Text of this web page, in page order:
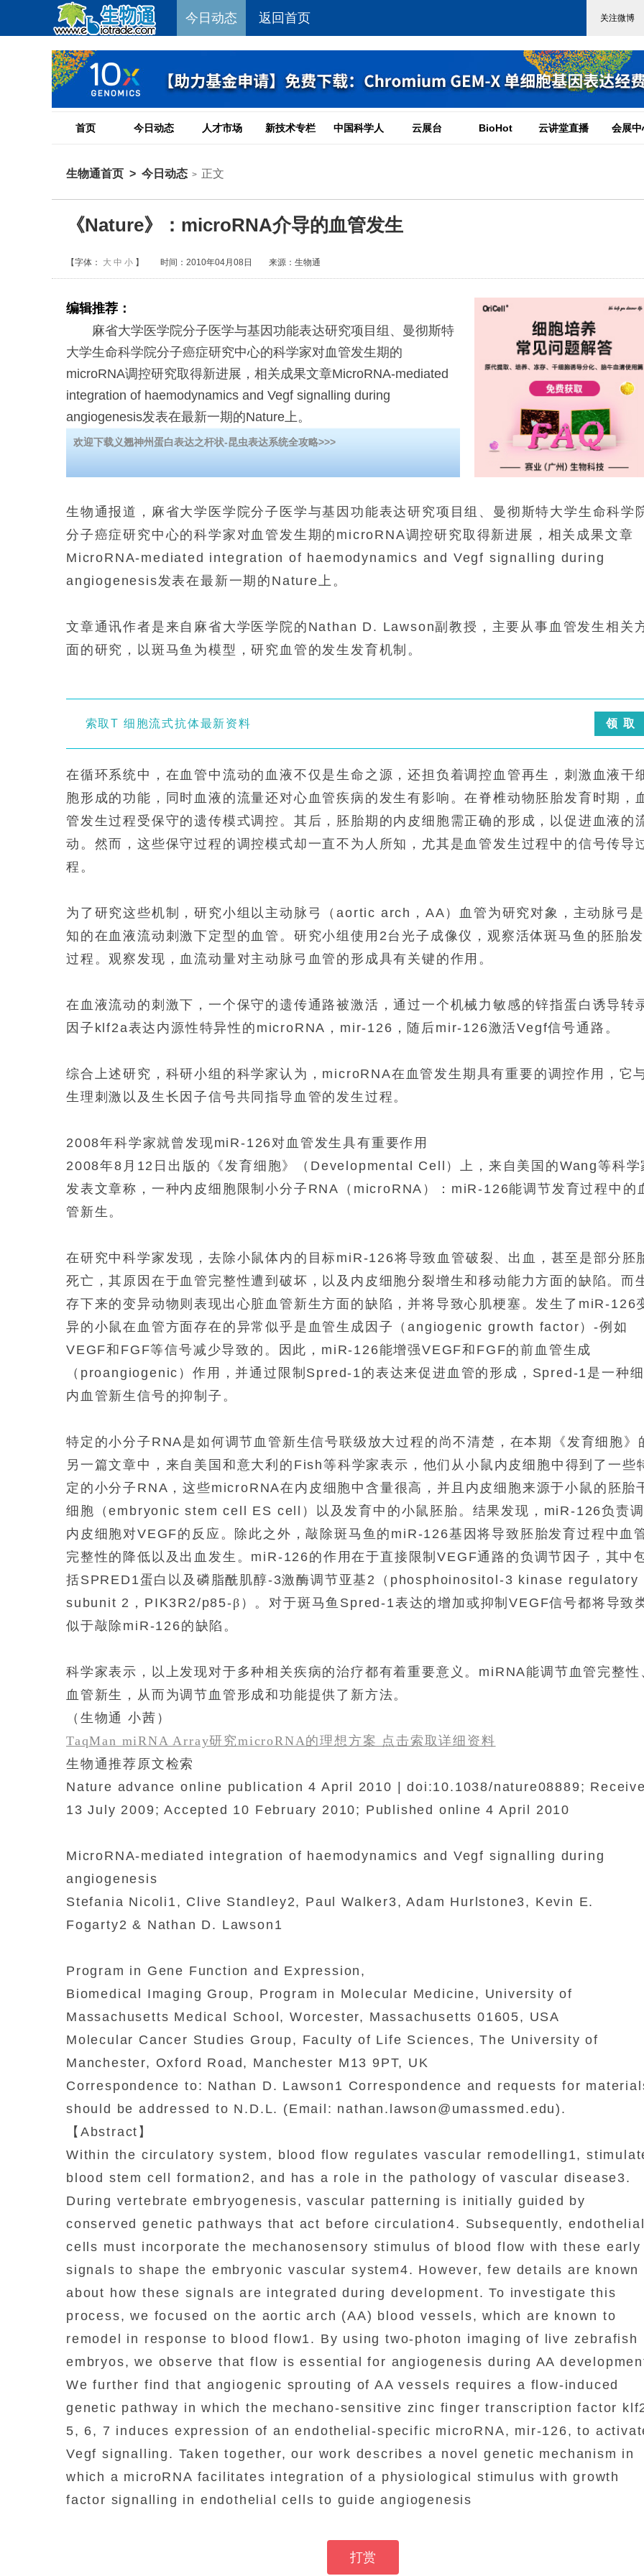
今日动态 返回首页
首页 今日动态 人才市场 新技术专栏 中国科学人 云展台 BioHot 云讲堂直播 会展中
生物通首页 > 今日动态 > 正文
《Nature》：microRNA介导的血管发生
【字体： 大 中 小 】 时间：2010年04月08日 来源：生物通
编辑推荐：
麻省大学医学院分子医学与基因功能表达研究项目组、曼彻斯特
大学生命科学院分子癌症研究中心的科学家对血管发生期的
microRNA调控研究取得新进展，相关成果文章MicroRNA-mediated
integration of haemodynamics and Vegf signalling during
angiogenesis发表在最新一期的Nature上。
欢迎下载义翘神州蛋白表达之杆状-昆虫表达系统全攻略>>>
生物通报道，麻省大学医学院分子医学与基因功能表达研究项目组、曼彻斯特大学生命科学
分子癌症研究中心的科学家对血管发生期的 microRNA调控研究取得新进展，相关成果文章
MicroRNA-mediated integration of haemodynamics and Vegf signalling during
angiogenesis发表在最新一期的 Nature上。
文章通讯作者是来自麻省大学医学院的 Nathan D. Lawson副教授，主要从事血管发生相关
面的研究，以斑马鱼为模型，研究血管的发生发育机制。
索取T 细胞流式抗体最新资料 领 取
在循环系统中，在血管中流动的血液不仅是生命之源，还担负着调控血管再生，刺激血液干
胞形成的功能，同时血液的流量还对心血管疾病的发生有影响。在脊椎动物胚胎发育时期，
管发生过程受保守的遗传模式调控。其后，胚胎期的内皮细胞需正确的形成，以促进血液的
动。然而，这些保守过程的调控模式却一直不为人所知，尤其是血管发生过程中的信号传导
程。
为了研究这些机制，研究小组以主动脉弓（aortic arch ， AA ）血管为研究对象，主动脉弓
知的在血液流动刺激下定型的血管。研究小组使用 2台光子成像仪，观察活体斑马鱼的胚胎
过程。观察发现，血流动量对主动脉弓血管的形成具有关键的作用。
在血液流动的刺激下，一个保守的遗传通路被激活，通过一个机械力敏感的锌指蛋白诱导转
因子 klf2a表达内源性特异性的 microRNA ， mir-126 ，随后mir-126激活Vegf信号通路。
综合上述研究，科研小组的科学家认为， microRNA在血管发生期具有重要的调控作用，它
生理刺激以及生长因子信号共同指导血管的发生过程。
2008年科学家就曾发现miR-126对血管发生具有重要作用
2008年8 月 12 日 出版的《发育细胞》（ Developmental Cell ）上，来自美国的Wang等科学
发表文章称，一种内皮细胞限制小分子 RNA （ microRNA ）： miR-126能调节发育过程中的
管新生。
在研究中科学家发现，去除小鼠体内的目标miR-126将导致血管破裂、出血，甚至是部分胚
死亡，其原因在于血管完整性遭到破坏，以及内皮细胞分裂增生和移动能力方面的缺陷。而
存下来的变异动物则表现出心脏血管新生方面的缺陷，并将导致心肌梗塞。发生了 miR-126
异的小鼠在血管方面存在的异常似乎是血管生成因子（angiogenic growth factor ）-例如
VEGF和 FGF等信号减少导致的。因此， miR-126能增强VEGF和 FGF的前血管生成
（ proangiogenic ）作用，并通过限制 Spred-1 的表达来促进血管的形成， Spred-1 是一种
内血管新生信号的抑制子。
特定的小分子 RNA是如何调节血管新生信号联级放大过程的尚不清楚，在本期《发育细胞》
另一篇文章中，来自美国和意大利的 Fish等科学家表示，他们从小鼠内皮细胞中得到了一些
定的小分子 RNA ，这些microRNA在内皮细胞中含量很高，并且内皮细胞来源于小鼠的胚胎
细胞（embryonic stem cell ES cell ）以及发育中的小鼠胚胎。结果发现， miR-126负责
内皮细胞对VEGF的反应。除此之外，敲除斑马鱼的 miR-126基因将导致胚胎发育过程中血
完整性的降低以及出血发生。 miR-126的作用在于直接限制VEGF通路的负调节因子，其中
括SPRED1蛋白以及磷脂酰肌醇-3激酶调节亚基 2 （ phosphoinositol-3 kinase regulatory
subunit 2 ， PIK3R2/p85-β）。对于斑马鱼 Spred-1表达的增加或抑制VEGF信号都将导致
似于敲除 miR-126的缺陷。
科学家表示，以上发现对于多种相关疾病的治疗都有着重要意义。 miRNA能调节血管完整性
血管新生，从而为调节血管形成和功能提供了新方法。
（生物通 小茜）
TaqMan miRNA Array研究microRNA的理想方案 点击索取详细资料
生物通推荐原文检索
Nature advance online publication 4 April 2010 | doi:10.1038/nature08889;
13 July 2009; Accepted 10 February 2010; Published online 4 April 2010
MicroRNA-mediated integration of haemodynamics and Vegf signalling during
angiogenesis
Stefania Nicoli1, Clive Standley2, Paul Walker3, Adam Hurlstone3, Kevin E.
Fogarty2 & Nathan D. Lawson1
Program in Gene Function and Expression,
Biomedical Imaging Group, Program in Molecular Medicine, University of
Massachusetts Medical School, Worcester, Massachusetts 01605, USA
Molecular Cancer Studies Group, Faculty of Life Sciences, The University of
Manchester, Oxford Road, Manchester M13 9PT, UK
Correspondence to: Nathan D. Lawson1 Correspondence and requests for
should be addressed to N.D.L. (Email: nathan.lawson@umassmed.edu).
【 Abstract 】
Within the circulatory system, blood flow regulates vascular remodelling1,
blood stem cell formation2, and has a role in the pathology of vascular disease3.
During vertebrate embryogenesis, vascular patterning is initially guided by
conserved genetic pathways that act before circulation4. Subsequently,
cells must incorporate the mechanosensory stimulus of blood flow with these early
signals to shape the embryonic vascular system4. However, few details are known
about how these signals are integrated during development. To investigate this
process, we focused on the aortic arch (AA) blood vessels, which are known to
remodel in response to blood flow1. By using two-photon imaging of live zebrafish
embryos, we observe that flow is essential for angiogenesis during AA
We further find that angiogenic sprouting of AA vessels requires a flow-induced
genetic pathway in which the mechano-sensitive zinc finger transcription factor klf
5, 6, 7 induces expression of an endothelial-specific microRNA, mir-126, to
Vegf signalling. Taken together, our work describes a novel genetic mechanism in
which a microRNA facilitates integration of a physiological stimulus with growth
factor signalling in endothelial cells to guide angiogenesis
打赏